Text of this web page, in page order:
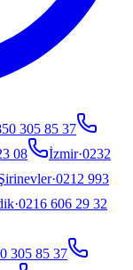
305 85 37
08 İzmir·0232
·0212 993
·0216 606 29 32
305 85 37